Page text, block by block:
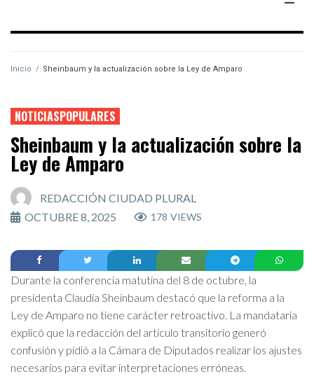
Inicio / Sheinbaum y la actualización sobre la Ley de Amparo
NOTICIASPOPULARES
Sheinbaum y la actualización sobre la
Ley de Amparo
REDACCIÓN CIUDAD PLURAL
OCTUBRE 8, 2025
178 VIEWS
Durante la conferencia matutina del 8 de octubre, la
presidenta Claudia Sheinbaum destacó que la reforma a la
Ley de Amparo no tiene carácter retroactivo. La mandataria
explicó que la redacción del artículo transitorio generó
confusión y pidió a la Cámara de Diputados realizar los ajustes
necesarios para evitar interpretaciones erróneas.